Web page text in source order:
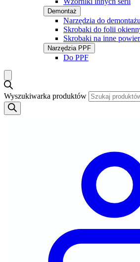
Demontaż
Narzędzia do demontażu
Skrobaki do folii
Skrobaki na inne
Narzędzia PPF
Do PPF
Wyszukiwarka produktów